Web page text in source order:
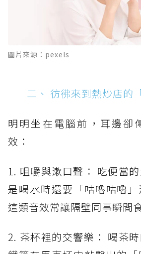
圖片來源：pexels
二、 彷彿來到熱炒店的
明明坐在電腦前，耳邊卻
效：
1. 咀嚼與漱口聲： 吃便當
是喝水時還要「咕嚕咕嚕」
這類音效常讓隔壁同事瞬間
2. 茶杯裡的交響樂： 喝茶